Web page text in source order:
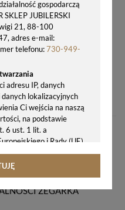
gospodarczą
JUBILERSKI
21, 88-100
adres e-mail:
telefonu:730-949-
adresu IP, danych
lokalizacyjnych
Ci wejścia na naszą
na podstawie
6 ust. 1 lit. a
i Rady (UE)
ochrony osób
danych
tj. RODO).
zł
ZEGARKA